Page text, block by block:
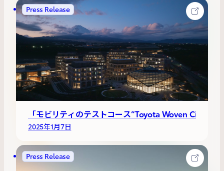
Press Release
「モビリティのテストコース“Toyota Woven City”、
2025年1月7日
Press Release